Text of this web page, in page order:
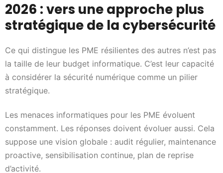
2026 : vers une approche plus
stratégique de la cybersécurité
Ce qui distingue les PME résilientes des autres n’est pas
la taille de leur budget informatique. C’est leur capacité
à considérer la sécurité numérique comme un pilier
stratégique.
Les menaces informatiques pour les PME évoluent
constamment. Les réponses doivent évoluer aussi. Cela
suppose une vision globale : audit régulier, maintenance
proactive, sensibilisation continue, plan de reprise
d’activité.